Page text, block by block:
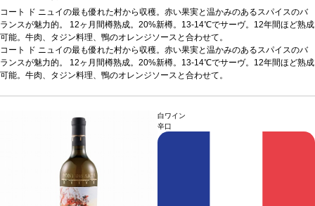
コート ド ニュイの最も優れた村から収穫。赤い果実と温かみのあるスパイスのバ
ランスが魅力的。 12ヶ月間樽熟成。20%新樽。13-14℃でサーヴ。12年間ほど熟成
可能。牛肉、タジン料理、鴨のオレンジソースと合わせて。
アーティスト：ザオ・ウーキー (Zao Wou-Ki) 1920年中国北京生まれ。 ザオ ウー
キーは、世界で最も知られているフレンチ チャイニーズの画家。彼の人生、彼のア
ートは、東と西をつなぐ完璧な架け橋。今日、彼の作品は世界のメジャーな美術館
コート ド ニュイの最も優れた村から収穫。赤い果実と温かみのあるスパイスのバ
ランスが魅力的。 12ヶ月間樽熟成。20%新樽。13-14℃でサーヴ。12年間ほど熟成
可能。牛肉、タジン料理、鴨のオレンジソースと合わせて。
ートは、東と西をつなぐ完璧な架け橋。今日、彼の作品は世界のメジャーな美術館
に飾られ、オークションで出品されている。
白ワイン
辛口